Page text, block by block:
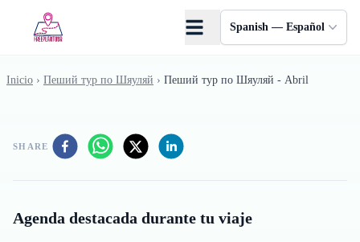
Spanish — Español
Inicio › Пеший тур по Шяуляй › Пеший тур по Шяуляй - Abril
SHARE
Agenda destacada durante tu viaje